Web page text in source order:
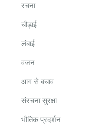
रचना
चौड़ाई
लंबाई
वजन
आग से बचाव
संरचना सुरक्षा
भौतिक प्रदर्शन